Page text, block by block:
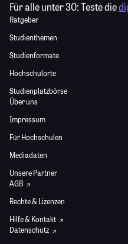
Für alle unter 30:Teste die
Ratgeber
Studienthemen
Studienformate
Hochschulorte
Studienplatzbörse
Über uns
Impressum
Für Hochschulen
Mediadaten
Unsere Partner
AGB
Rechte & Lizenzen
Hilfe & Kontakt
Datenschutz